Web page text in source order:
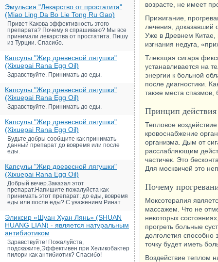
Эмульсия "Лекарство от простатита"
(Miao Ling Da Bo Lie Tong Ru Gao)
Привет Какова эффективность этого
препарата? Почему я спрашиваю? Мы все
принимали лекарства от простатита. Пишу
из Турции. Спасибо.
Капсулы "Жир древесной лягушки"
(Xixuepai Rana Egg Oil)
Здравствуйте. Принимать до еды.
Капсулы "Жир древесной лягушки"
(Xixuepai Rana Egg Oil)
Здравствуйте. Принимать до еды.
Капсулы "Жир древесной лягушки"
(Xixuepai Rana Egg Oil)
Будьте добры сообщите как принимать
данный препарат до вовремя или после
еды.
Капсулы "Жир древесной лягушки"
(Xixuepai Rana Egg Oil)
Добрый вечер.Заказал этот
препарат.Напишите пожалуйста как
принимать этот препарат: до еды, вовремя
еды или после еды? С уважением Ринат.
Эликсир «Шуан Хуан Лянь» (SHUAN
HUANG LIAN) - является натуральным
антибиотиком
Здравствуйте! Пожалуйста,
подскажите,Эффективен при Хеликобактер
пилори как антибиотик? Спасибо!
возрасте, не имеет
Прижигание,
лечения, доказавший
Уже в Древнем Китае,
изгнания недуга,
Тлеющая сигара
устанавливается на
энергии к больной
после диагностики.
также места спазмов,
Принцип действия
Тепловое
кровоснабжение
организма. Дым от
расслабляющим
частичек. Это
Для москвичей это
Почему
Моксотерапия
массажем. Что не
некоторых
прогреть больные
долголетия способно
точку будет иметь
Воздействие теплом